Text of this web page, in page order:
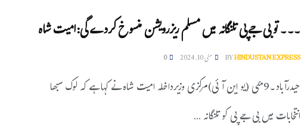
۔۔۔ تو بی جے پی تلنگانہ میں مسلم ریزرویشن منسوخ کردے گی:امیت شاہ
BYHINDUSTAN EXPRESS مئی 10, 2024 0
حیدرآباد۔9مئی (یو این آئی)مرکزی وزیرداخلہ امیت شاہ نے کہا ہے کہ لوک سبھا
انتخابات میں بی جے پی کو تلنگانہ ...